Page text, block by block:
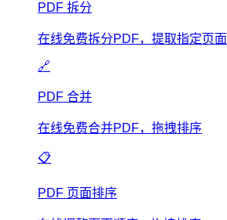
PDF 拆分
在线免费拆分PDF，提取指定页面
🔗
PDF 合并
在线免费合并PDF，拖拽排序
📋
PDF 页面排序